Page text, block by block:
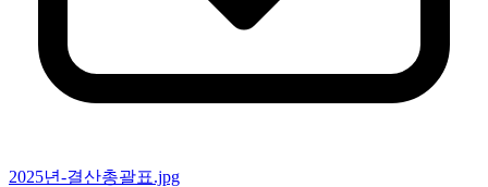
2025년-결산총괄표.jpg